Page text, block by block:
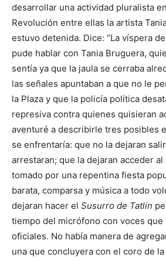
desarrollar una actividad pluralista
Revolución entre ellas la artista
estuvo detenida. Dice: “La víspera
pude hablar con Tania Bruguera,
sentía ya que la jaula se cerraba
las señales apuntaban a que no le
la Plaza y que la policía política
represiva contra quienes quisieran
aventuré a describirle tres posibles
se enfrentaría: que no la dejaran
arrestaran; que la dejaran acceder
tomado por una repentina fiesta
barata, comparsa y música a todo
dejaran hacer el Susurro de Tatlin
tiempo del micrófono con voces
oficiales. No había manera de
una que concluyera con el coro de